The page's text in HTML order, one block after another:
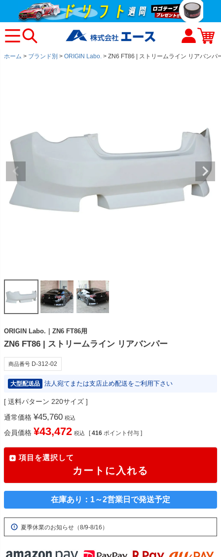
ホーム ブランド別 ORIGIN Labo. ZN6 FT86 | ストリームライン リアバンパ
ORIGIN Labo.｜ZN6 FT86用
ZN6 FT86 | ストリームライン リアバンパー
商品番号 D-312-02
大型配送品 法人宛てまたは支店止め配送をご利用下さい
送料パターン 220サイズ
通常価格 ¥45,760 税込
会員価格 ¥43,472 税込 [ 416 ポイント付与 ]
項目を選択して
カートに入れる
在庫あり：1～2営業日で発送予定
夏季休業のお知らせ（8/9-8/16）